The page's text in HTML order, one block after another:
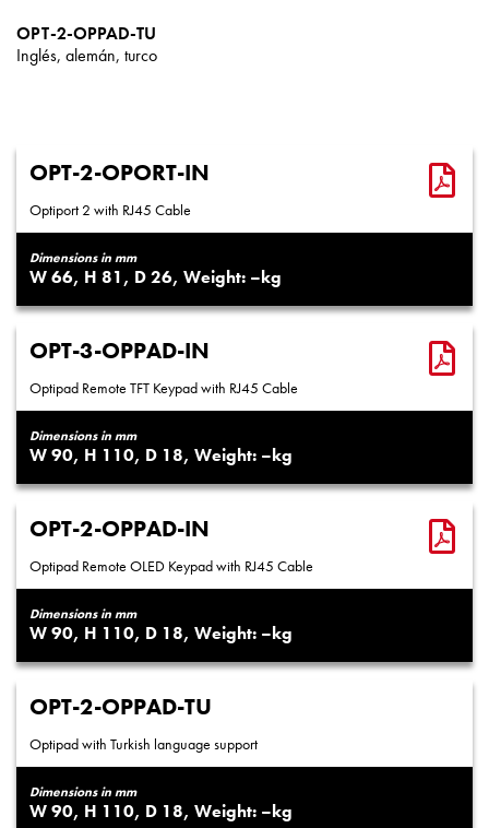
OPT-2-OPPAD-TU
Inglés, alemán, turco
OPT-2-OPORT-IN
Optiport 2 with RJ45 Cable
Dimensions in mm
66 81 26 –
OPT-3-OPPAD-IN
Optipad Remote TFT Keypad with RJ45 Cable
Dimensions in mm
90 110 18 –
OPT-2-OPPAD-IN
Optipad Remote OLED Keypad with RJ45 Cable
Dimensions in mm
90 110 18 –
OPT-2-OPPAD-TU
Optipad with Turkish language support
Dimensions in mm
90 110 18 –